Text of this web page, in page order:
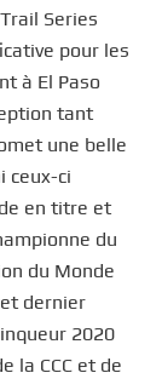
Series
pour les
à El Paso
tant
une belle
ceux-ci
en titre et
du
du Monde
dernier
2020
la CCC et de